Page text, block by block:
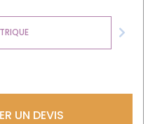
Next
UN DEVIS